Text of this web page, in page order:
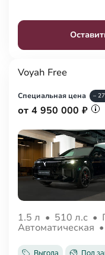
Voyah Free
Специальная цена –
от 4 950 000 ₽
1.5 л • 510 л.с •
Автоматическая •
Выгода Под